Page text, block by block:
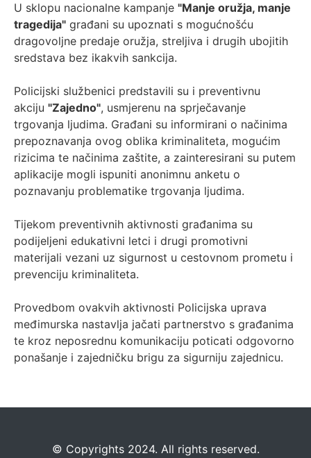
U sklopu nacionalne kampanje "Manje oružja, manje
tragedija" građani su upoznati s mogućnošću
dragovoljne predaje oružja, streljiva i drugih ubojitih
sredstava bez ikakvih sankcija.
Policijski službenici predstavili su i preventivnu
akciju "Zajedno", usmjerenu na sprječavanje
trgovanja ljudima. Građani su informirani o načinima
prepoznavanja ovog oblika kriminaliteta, mogućim
rizicima te načinima zaštite, a zainteresirani su putem
aplikacije mogli ispuniti anonimnu anketu o
poznavanju problematike trgovanja ljudima.
Tijekom preventivnih aktivnosti građanima su
podijeljeni edukativni letci i drugi promotivni
materijali vezani uz sigurnost u cestovnom prometu i
prevenciju kriminaliteta.
Provedbom ovakvih aktivnosti Policijska uprava
međimurska nastavlja jačati partnerstvo s građanima
te kroz neposrednu komunikaciju poticati odgovorno
ponašanje i zajedničku brigu za sigurniju zajednicu.
©️ Copyrights 2024. All rights reserved.